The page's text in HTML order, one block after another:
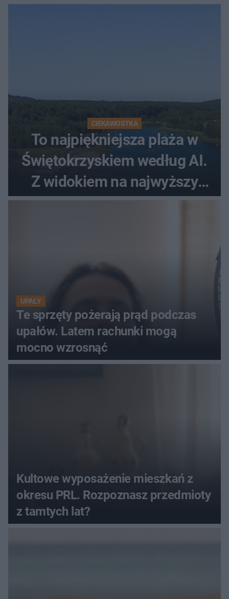
promenada
CIEKAWOSTKA
To najpiękniejsza plaża w
Świętokrzyskiem według AI.
Z widokiem na najwyższy
szczyt Gór Świętokrzyskich
UPAŁY
Te sprzęty pożerają prąd podczas
upałów. Latem rachunki mogą
mocno wzrosnąć
Kultowe wyposażenie mieszkań z
okresu PRL. Rozpoznasz przedmioty
z tamtych lat?